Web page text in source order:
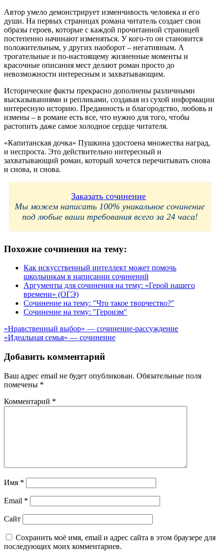
Автор умело демонстрирует изменчивость человека и его
души. На первых страницах романа читатель создает свои
образы героев, которые с каждой прочитанной страницей
постепенно начинают изменяться. У кого-то он становится
положительным, у других наоборот – негативным. А
трогательные и по-настоящему жизненные моменты и
красочные описания мест делают роман просто до
невозможности интересным и захватывающим.
Исторические факты прекрасно дополнены различными
высказываниями и репликами, создавая из сухой информации
интересную историю. Преданность и благородство, любовь и
измены – в романе есть все, что нужно для того, чтобы
растопить даже самое холодное сердце читателя.
«Капитанская дочка» Пушкина удостоена множества наград,
и неспроста. Это действительно интересный и
захватывающий роман, который хочется перечитывать снова
и снова, и снова.
Заказать сочинение
Мы можем написать 100% уникальное сочинение
под любые ваши требования всего за 24 часа!
Похожие сочинения на тему:
Как искусственный интеллект может помочь
школьникам в написании сочинений
Аргументы для сочинения на тему: «Герой нашего
времени» (ОГЭ)
Сочинение на тему: "Что такое творчество?"
Сочинение на тему: "Героизм"
Навигация
по
записям
«Нравственный выбор» — сочинение-рассуждение
«Идеальная семья» — сочинение
Добавить комментарий
Ваш адрес email не будет опубликован. Обязательные поля
помечены *
Комментарий *
Имя *
Email *
Сайт
Сохранить моё имя, email и адрес сайта в этом браузере для
последующих моих комментариев.